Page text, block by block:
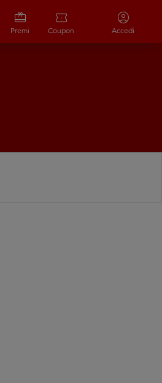
redeem
Premi
confirmation_number
Coupon
account_circle
Accedi